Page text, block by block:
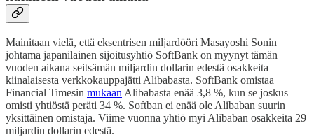
Mainitaan vielä, että eksentrisen miljardööri Masayoshi Sonin
johtama japanilainen sijoitusyhtiö SoftBank on myynyt tämän
vuoden aikana seitsämän miljardin dollarin edestä osakkeita
kiinalaisesta verkkokauppajätti Alibabasta. SoftBank omistaa
Financial Timesin mukaan Alibabasta enää 3,8 %, kun se joskus
omisti yhtiöstä peräti 34 %. Softban ei enää ole Alibaban suurin
yksittäinen omistaja. Viime vuonna yhtiö myi Alibaban osakkeita 29
miljardin dollarin edestä.